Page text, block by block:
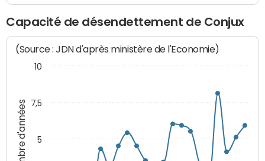
Capacité de désendettement de Conjux
Nombre d'années
(Source : JDN d'après ministère de l'Economie)
10
5
7,5